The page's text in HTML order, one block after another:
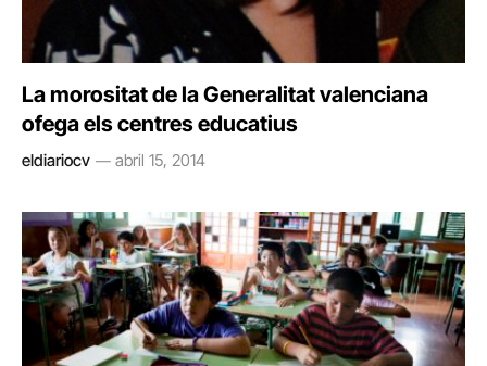
La morositat de la Generalitat valenciana
ofega els centres educatius
eldiariocv abril 15, 2014